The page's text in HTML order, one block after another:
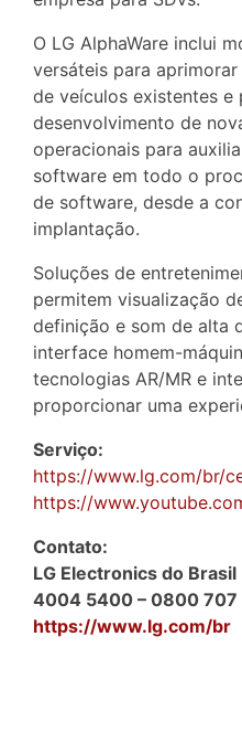
O LG AlphaWare inclui
versáteis para
de veículos existentes e
desenvolvimento de
operacionais para
software em todo o
de software, desde a
implantação.
Soluções de
permitem visualização
definição e som de alta
interface homem-
tecnologias AR/MR e
proporcionar uma
Serviço:
https://www.lg.com/br/
https://
Contato:
LG Electronics do Brasil
4004 5400 – 0800 707
https://www.lg.com/br